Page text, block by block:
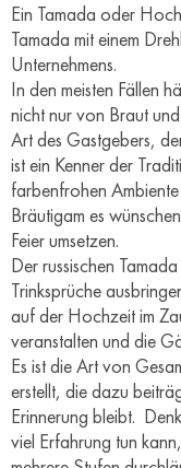
Ein Tamada oder
Tamada mit einem
Unternehmens.
In den meisten Fällen
nicht nur von Braut
Art des Gastgebers,
ist ein Kenner der
farbenfrohen
Bräutigam es
Feier umsetzen.
Der russischen
Trinksprüche
auf der Hochzeit im
veranstalten und die
Es ist die Art von
erstellt, die dazu
Erinnerung bleibt.
viel Erfahrung tun